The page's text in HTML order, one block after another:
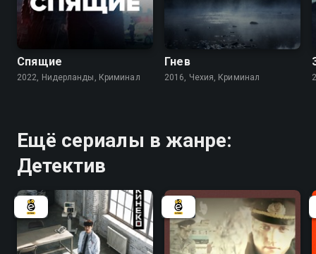
7.8
Спящие
2022, Нидерланды, Криминал
Гнев
2016, Чехия, Криминал
Ещё сериалы в жанре:
Детектив